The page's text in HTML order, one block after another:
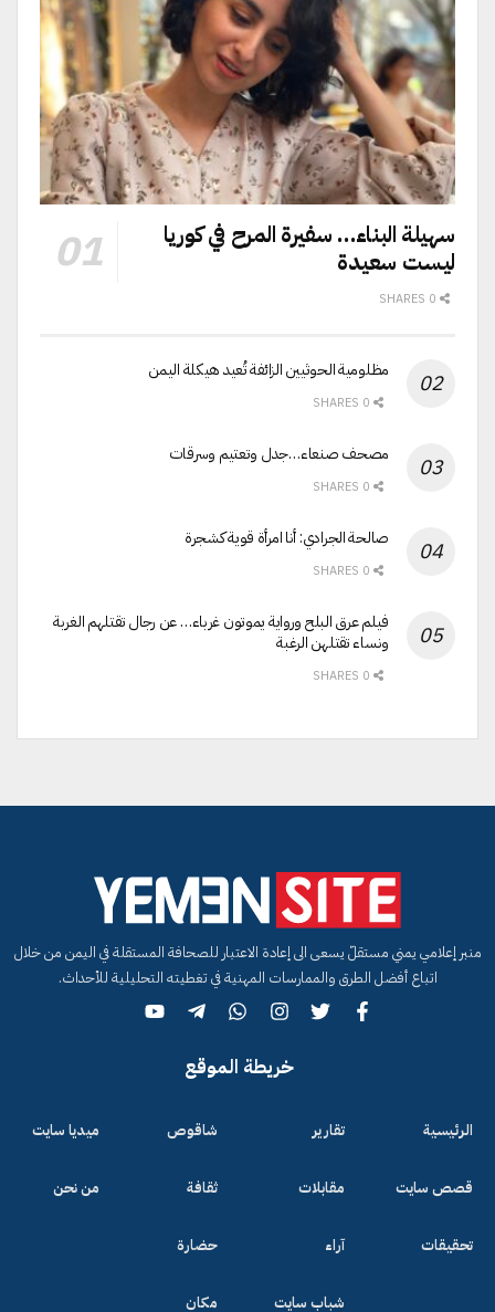
سهيلة البناء… سفيرة المرح في كوريا
ليست سعيدة
مظلومية الحوثيين الزائفة تُعيد هيكلة اليمن
مصحف صنعاء…جدل وتعتيم وسرقات
صالحة الجرادي: أنا امرأة قوية كشجرة
فيلم عرق البلح ورواية يموتون غرباء… عن رجال تقتلهم الغربة
ونساء تقتلهن الرغبة
منبر إعلامي يمني مستقلّ يسعى الى إعادة الاعتبار للصحافة المستقلة في اليمن من خلال
اتباع أفضل الطرق والممارسات المهنية في تغطيته التحليلية للأحداث.
خريطة الموقع
الرئيسية
قصص سايت
تحقيقات
تقارير
مقابلات
آراء
شباب سايت
شاقوص
ثقافة
حضارة
مكان
ميديا سايت
من نحن